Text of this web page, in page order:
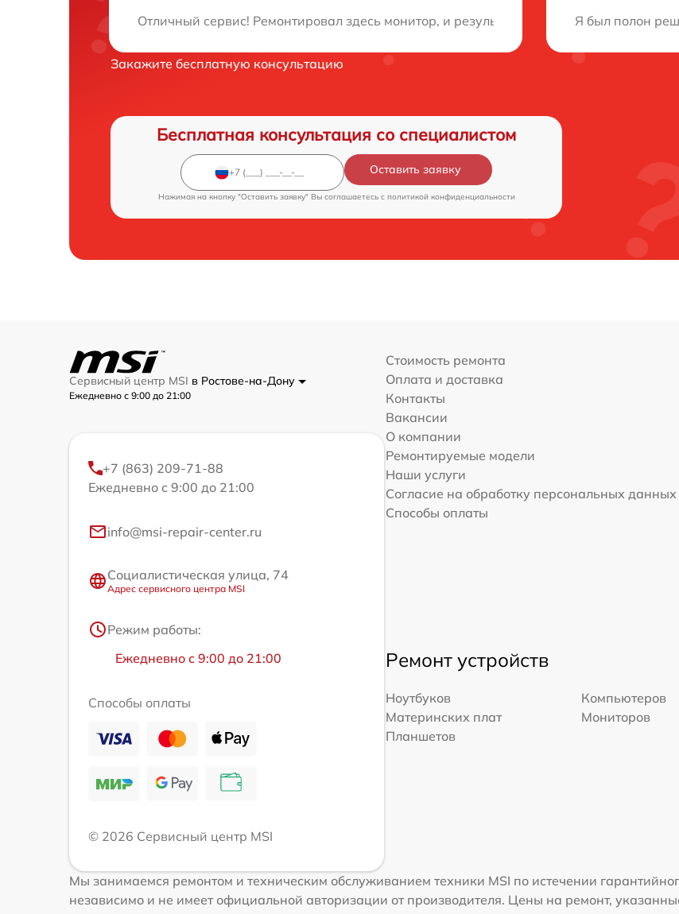
Отличный сервис! Ремонтировал здесь монитор, и результат превзошел ожидания.
Я был полон
Нужна консультация?
Закажите бесплатную консультацию
Бесплатная консультация со специалистом
Оставить заявку
Нажимая на кнопку "Оставить заявку" Вы соглашаетесь c политикой конфиденциальности
Сервисный центр MSI в Ростове-на-Дону
Ежедневно с 9:00 до 21:00
+7 (863) 209-71-88
Ежедневно с 9:00 до 21:00
info@msi-repair-center.ru
Социалистическая улица, 74
Адрес сервисного центра MSI
Режим работы:
Ежедневно с 9:00 до 21:00
Способы оплаты
© 2026 Сервисный центр MSI
Стоимость ремонта
Оплата и доставка
Контакты
Вакансии
О компании
Ремонтируемые модели
Наши услуги
Согласие на обработку персональных данных
Способы оплаты
Ремонт устройств
Ноутбуков Компьютеров
Материнских плат
Мониторов
Планшетов
Мы занимаемся ремонтом и техническим обслуживанием техники MSI по истечении
независимо и не имеет официальной авторизации от производителя. Цены на ремонт,